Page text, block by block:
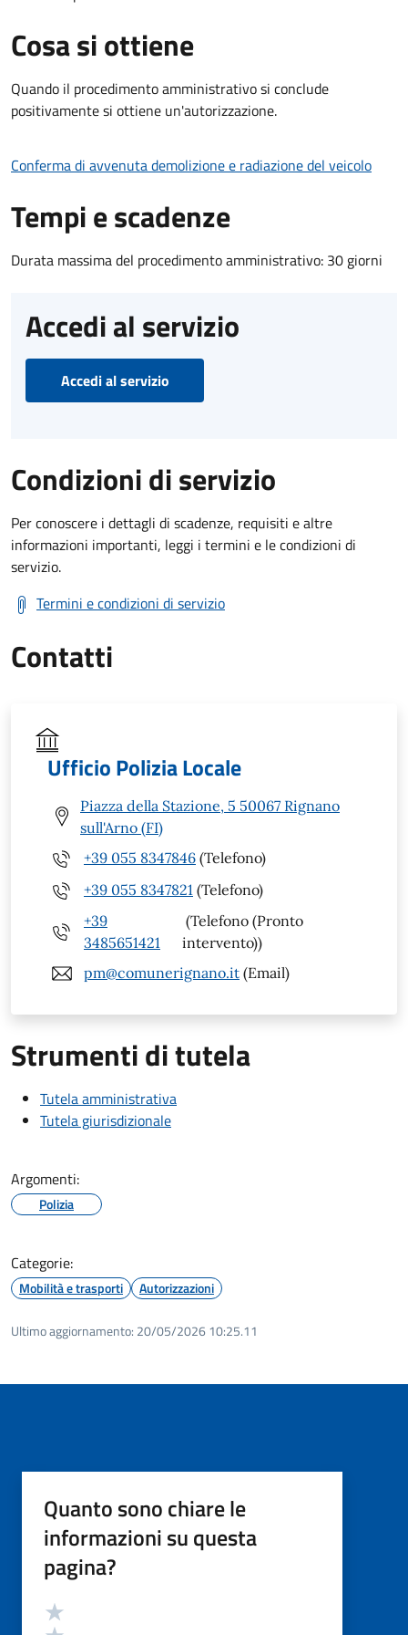
Cosa si ottiene
Quando il procedimento amministrativo si conclude
positivamente si ottiene un'autorizzazione.
Conferma di avvenuta demolizione e radiazione del veicolo
Tempi e scadenze
Durata massima del procedimento amministrativo: 30 giorni
Accedi al servizio
Accedi al servizio
Condizioni di servizio
Per conoscere i dettagli di scadenze, requisiti e altre
informazioni importanti, leggi i termini e le condizioni di
servizio.
Termini e condizioni di servizio
Contatti
Ufficio Polizia Locale
Piazza della Stazione, 5 50067 Rignano
sull'Arno (FI)
+39 055 8347846 (Telefono)
+39 055 8347821 (Telefono)
+39
3485651421
(Telefono (Pronto
intervento))
pm@comunerignano.it (Email)
Strumenti di tutela
Tutela amministrativa
Tutela giurisdizionale
Argomenti:
Polizia
Categorie:
Mobilità e trasporti Autorizzazioni
Ultimo aggiornamento: 20/05/2026 10:25.11
Quanto sono chiare le
informazioni su questa
pagina?
Valutazione